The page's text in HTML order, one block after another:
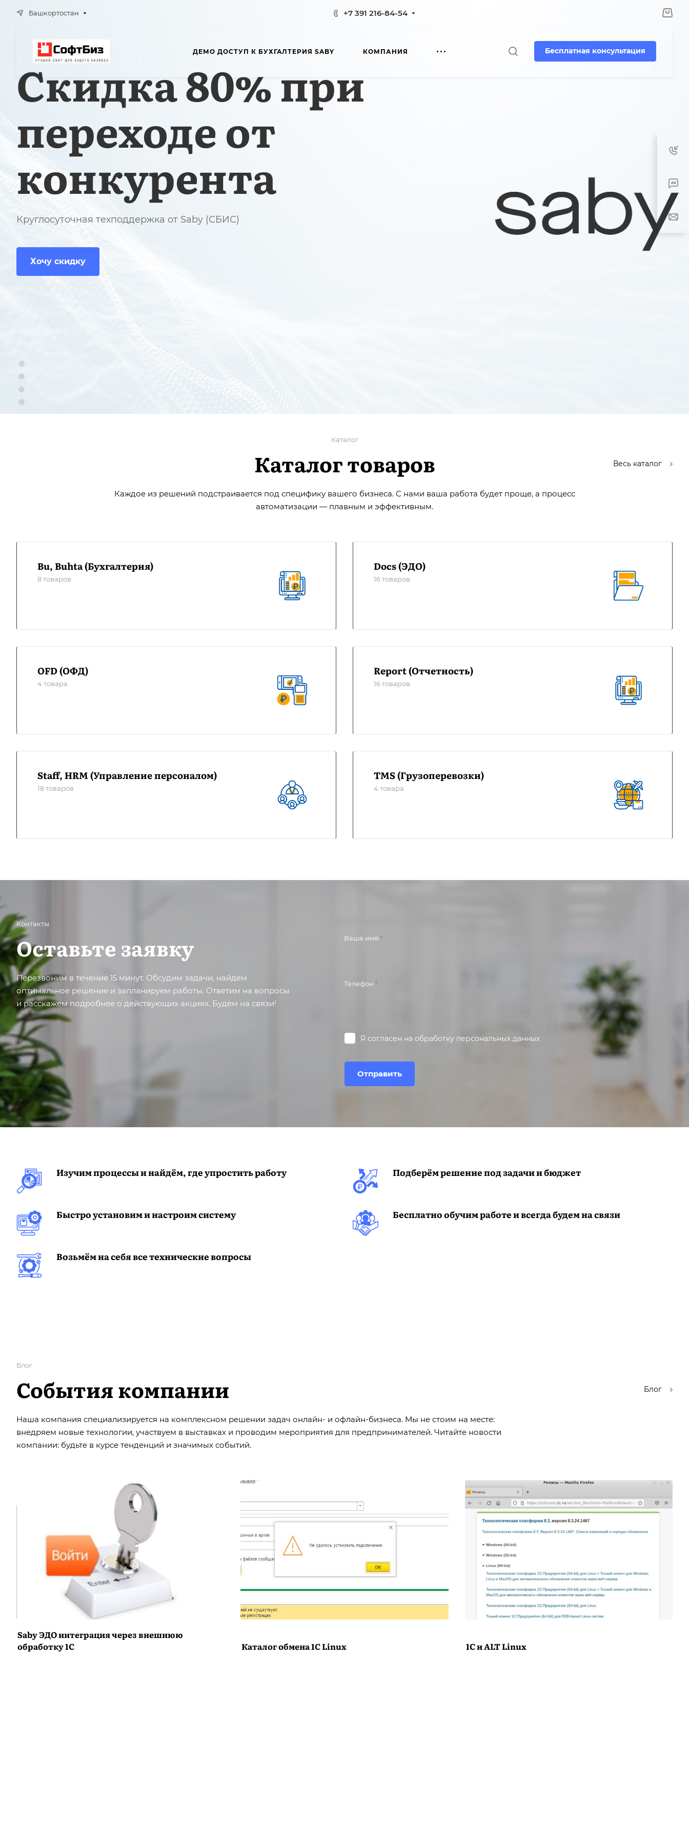
Башкортостан +7 391 216-84-54
ДЕМО ДОСТУП К БУХГАЛТЕРИЯ SABY КОМПАНИЯ Бесплатная консультация
Скидка 80% при
переходе от
конкурента
Круглосуточная техподдержка от Saby (СБИС)
Хочу скидку
Каталог
Каталог товаров Весь каталог
Каждое из решений подстраивается под специфику вашего бизнеса. С нами ваша работа будет проще, а процесс
автоматизации — плавным и эффективным.
Bu, Buhta (Бухгалтерия)
8 товаров
Docs (ЭДО)
16 товаров
OFD (ОФД)
4 товара
Report (Отчетность)
16 товаров
Staff, HRM (Управление персоналом)
18 товаров
TMS (Грузоперевозки)
4 товара
Контакты
Оставьте заявку
Перезвоним в течение 15 минут. Обсудим задачи, найдем
оптимальное решение и запланируем работы. Ответим на вопросы
и расскажем подробнее о действующих акциях. Будем на связи!
Ваше имя *
Телефон *
Я согласен на обработку персональных данных
Отправить
Изучим процессы и найдём, где упростить работу Подберём решение под задачи и бюджет
Быстро установим и настроим систему Бесплатно обучим работе и всегда будем на связи
Возьмём на себя все технические вопросы
Блог
События компании Блог
Наша компания специализируется на комплексном решении задач онлайн- и офлайн-бизнеса. Мы не стоим на месте:
внедряем новые технологии, участвуем в выставках и проводим мероприятия для предпринимателей. Читайте новости
компании: будьте в курсе тенденций и значимых событий.
Saby ЭДО интеграция через внешнюю
обработку 1С
Каталог обмена 1С Linux 1С и ALT Linux